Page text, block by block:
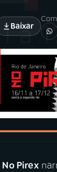
Baixar
No Pirex